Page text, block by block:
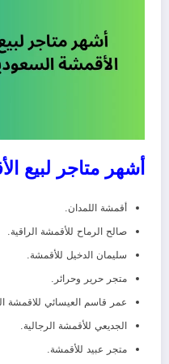
أشهر متاجر لبيع
أقمشة اللمدان.
صالح الرماح للأقمشة الراقية.
سليمان الدخيل للأقمشة.
متجر حرير وحرائر.
عمر قاسم العيسائي للاقمشة
الجديعي للأقمشة الرجالية.
متجر عبيد للأقمشة.